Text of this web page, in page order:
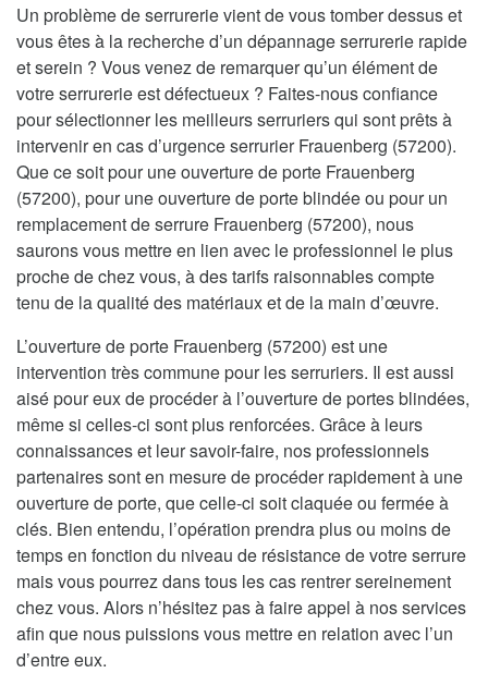
Un problème de serrurerie vient de vous tomber dessus et
vous êtes à la recherche d’un dépannage serrurerie rapide
et serein ? Vous venez de remarquer qu’un élément de
votre serrurerie est défectueux ? Faites-nous confiance
pour sélectionner les meilleurs serruriers qui sont prêts à
intervenir en cas d’urgence serrurier Frauenberg (57200).
Que ce soit pour une ouverture de porte Frauenberg
(57200), pour une ouverture de porte blindée ou pour un
remplacement de serrure Frauenberg (57200), nous
saurons vous mettre en lien avec le professionnel le plus
proche de chez vous, à des tarifs raisonnables compte
tenu de la qualité des matériaux et de la main d’œuvre.
L’ouverture de porte Frauenberg (57200) est une
intervention très commune pour les serruriers. Il est aussi
aisé pour eux de procéder à l’ouverture de portes blindées,
même si celles-ci sont plus renforcées. Grâce à leurs
connaissances et leur savoir-faire, nos professionnels
partenaires sont en mesure de procéder rapidement à une
ouverture de porte, que celle-ci soit claquée ou fermée à
clés. Bien entendu, l’opération prendra plus ou moins de
temps en fonction du niveau de résistance de votre serrure
mais vous pourrez dans tous les cas rentrer sereinement
chez vous. Alors n’hésitez pas à faire appel à nos services
afin que nous puissions vous mettre en relation avec l’un
d’entre eux.